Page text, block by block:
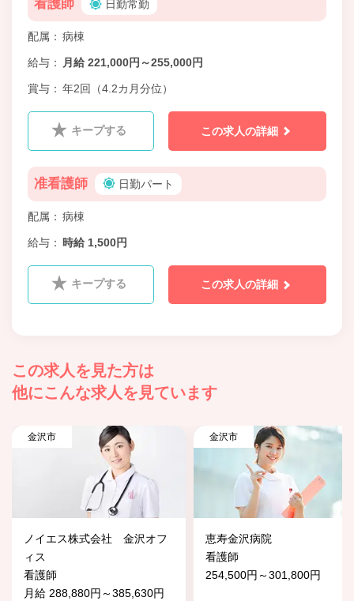
看護師 日勤常勤
配属 病棟
給与 月給 221,000円～255,000円
賞与 年2回（4.2カ月分位）
キープする この求人の詳細
准看護師 日勤パート
配属 病棟
給与 時給 1,500円
キープする この求人の詳細
この求人を見た方は
他にこんな求人を見ています
金沢市
ノイエス株式会社 金沢オフ
ィス
看護師
月給 288,880円～385,630円
金沢市
恵寿金沢病院
看護師
254,500円～301,800円